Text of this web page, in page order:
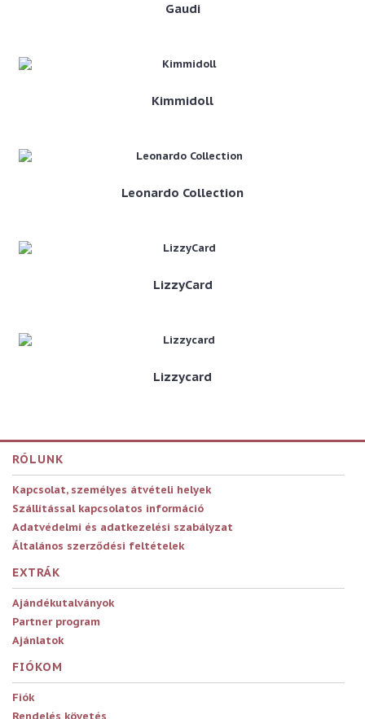
Gaudi
Kimmidoll
Leonardo Collection
LizzyCard
Lizzycard
RÓLUNK
Kapcsolat, személyes átvételi helyek
Szállítással kapcsolatos információ
Adatvédelmi és adatkezelési szabályzat
Általános szerződési feltételek
EXTRÁK
Ajándékutalványok
Partner program
Ajánlatok
FIÓKOM
Fiók
Rendelés követés